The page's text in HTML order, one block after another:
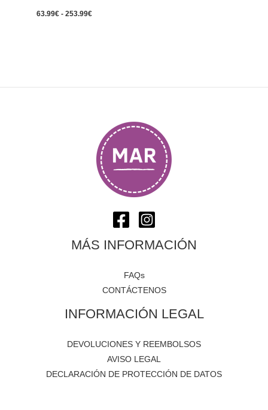
63.99€ - 253.99€
MÁS INFORMACIÓN
FAQs
CONTÁCTENOS
INFORMACIÓN LEGAL
DEVOLUCIONES Y REEMBOLSOS
AVISO LEGAL
DECLARACIÓN DE PROTECCIÓN DE DATOS